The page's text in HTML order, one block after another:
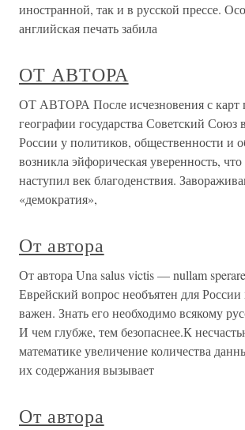
иностранной, так и в русской прессе.
английская печать забила
ОТ АВТОРА
ОТ АВТОРА После исчезновения с карт
географии государст­ва Советский Союз
России у политиков, общест­венности и
возникла эйфорическая уверенность,
наступил век благоденствия.
«демократия»,
От автора
От автора Una salus victis — nullam
Еврейский вопрос необъятен для России
важен. Знать его необходимо всякому
И чем глубже, тем безопаснее.К
математике увеличение количества
их содержания вызывает
От автора